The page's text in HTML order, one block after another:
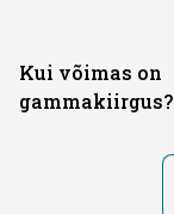
Kui võimas on
gammakiirgus?